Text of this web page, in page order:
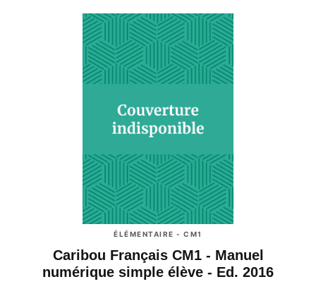
ÉLÉMENTAIRE - CM1
Caribou Français CM1 - Manuel
numérique simple élève - Ed. 2016